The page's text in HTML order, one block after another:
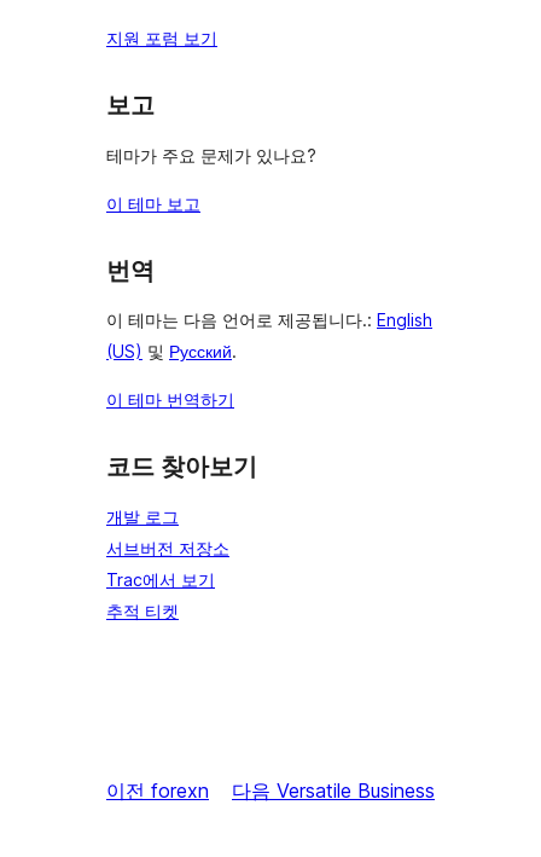
지원 포럼 보기
보고
테마가 주요 문제가 있나요?
이 테마 보고
번역
이 테마는 다음 언어로 제공됩니다.: English
(US) 및 Русский.
이 테마 번역하기
코드 찾아보기
개발 로그
서브버전 저장소
Trac에서 보기
추적 티켓
이전 forexn 다음 Versatile Business